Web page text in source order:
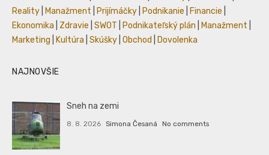
Reality
Manažment Prijímáčky Podnikanie Financie
Ekonomika
Zdravie SWOT Podnikateľský plán Manažment
Marketing
Kultúra Skúšky Obchod Dovolenka
NAJNOVŠIE
Sneh na zemi
8. 8. 2026 Simona Česaná No comments